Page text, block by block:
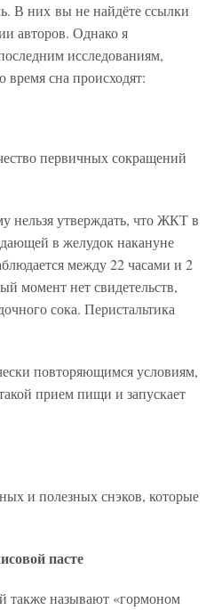
В них вы не найдёте ссылки
авторов. Однако я
исследованиям,
время сна происходят:
первичных сокращений
нельзя утверждать, что ЖКТ в
в желудок накануне
между 22 часами и 2
момент нет свидетельств,
сока. Перистальтика
повторяющимся условиям,
прием пищи и запускает
и полезных снэков, которые
пасте
также называют «гормоном